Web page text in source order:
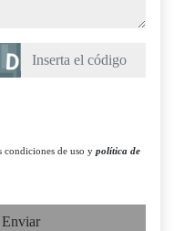
condiciones de uso y política de
Enviar